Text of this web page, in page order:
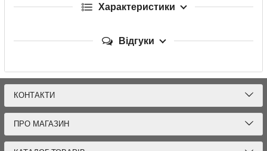
Характеристики
Відгуки
КОНТАКТИ
ПРО МАГАЗИН